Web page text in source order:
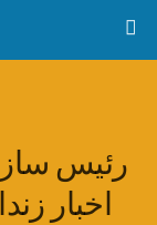
رئیس
اخبار